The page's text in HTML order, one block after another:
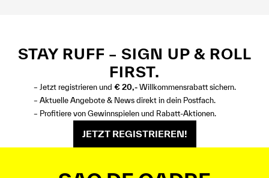
STAY RUFF – SIGN UP & ROLL
FIRST.
– Jetzt registrieren und € 20,-Willkommensrabatt sichern.
– Aktuelle Angebote & News direkt in dein Postfach.
– Profitiere von Gewinnspielen und Rabatt-Aktionen.
JETZT REGISTRIEREN!